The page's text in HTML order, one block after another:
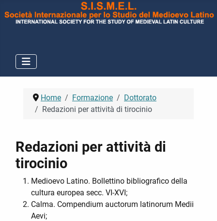
Home Formazione
Dottorato
Redazioni per attività di tirocinio
Redazioni per attività di
tirocinio
Medioevo Latino. Bollettino bibliografico della
cultura europea secc. VI-XVI;
Calma. Compendium auctorum latinorum Medii
Aevi;